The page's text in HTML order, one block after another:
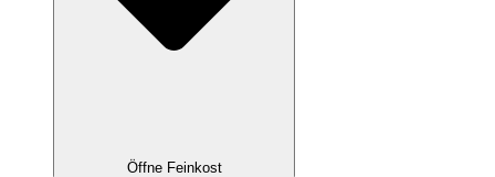
Öffne Feinkost